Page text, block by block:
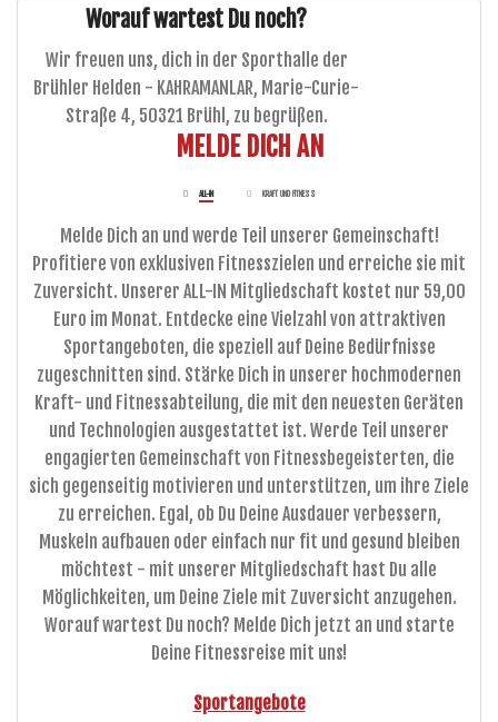
Worauf wartest Du noch?
Wir freuen uns, dich in der Sporthalle der
Brühler Helden - KAHRAMANLAR, Marie-Curie-
Straße 4, 50321 Brühl, zu begrüßen.
MELDE DICH AN
ALL-IN KRAFT UND FITNESS
Melde Dich an und werde Teil unserer Gemeinschaft!
Profitiere von exklusiven Fitnesszielen und erreiche sie mit
Zuversicht. Unserer ALL-IN Mitgliedschaft kostet nur 59,00
Euro im Monat. Entdecke eine Vielzahl von attraktiven
Sportangeboten, die speziell auf Deine Bedürfnisse
zugeschnitten sind. Stärke Dich in unserer hochmodernen
Kraft- und Fitnessabteilung, die mit den neuesten Geräten
und Technologien ausgestattet ist. Werde Teil unserer
engagierten Gemeinschaft von Fitnessbegeisterten, die
sich gegenseitig motivieren und unterstützen, um ihre Ziele
zu erreichen. Egal, ob Du Deine Ausdauer verbessern,
Muskeln aufbauen oder einfach nur fit und gesund bleiben
möchtest - mit unserer Mitgliedschaft hast Du alle
Möglichkeiten, um Deine Ziele mit Zuversicht anzugehen.
Worauf wartest Du noch? Melde Dich jetzt an und starte
Deine Fitnessreise mit uns!
Sportangebote